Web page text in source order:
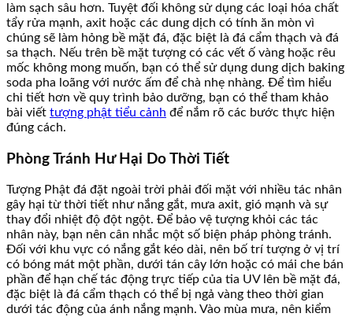
làm sạch sâu hơn. Tuyệt đối không sử dụng các loại hóa chất
tẩy rửa mạnh, axit hoặc các dung dịch có tính ăn mòn vì
chúng sẽ làm hỏng bề mặt đá, đặc biệt là đá cẩm thạch và đá
sa thạch. Nếu trên bề mặt tượng có các vết ố vàng hoặc rêu
mốc không mong muốn, bạn có thể sử dụng dung dịch baking
soda pha loãng với nước ấm để chà nhẹ nhàng. Để tìm hiểu
chi tiết hơn về quy trình bảo dưỡng, bạn có thể tham khảo
bài viết tượng phật tiểu cảnh để nắm rõ các bước thực hiện
đúng cách.
Phòng Tránh Hư Hại Do Thời Tiết
Tượng Phật đá đặt ngoài trời phải đối mặt với nhiều tác nhân
gây hại từ thời tiết như nắng gắt, mưa axit, gió mạnh và sự
thay đổi nhiệt độ đột ngột. Để bảo vệ tượng khỏi các tác
nhân này, bạn nên cân nhắc một số biện pháp phòng tránh.
Đối với khu vực có nắng gắt kéo dài, nên bố trí tượng ở vị trí
có bóng mát một phần, dưới tán cây lớn hoặc có mái che bán
phần để hạn chế tác động trực tiếp của tia UV lên bề mặt đá,
đặc biệt là đá cẩm thạch có thể bị ngả vàng theo thời gian
dưới tác động của ánh nắng mạnh. Vào mùa mưa, nên kiểm